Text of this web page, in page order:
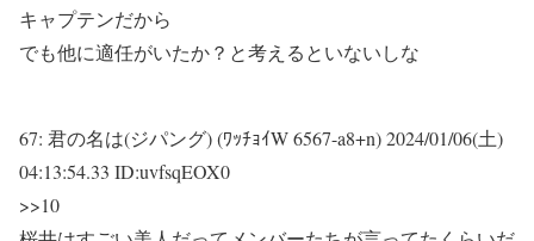
キャプテンだから
でも他に適任がいたか？と考えるといないしな
67: 君の名は(ジパング) (ﾜｯﾁｮｲW 6567-a8+n)2024/01/06(土)
04:13:54.33 ID:uvfsqEOX0
>>10